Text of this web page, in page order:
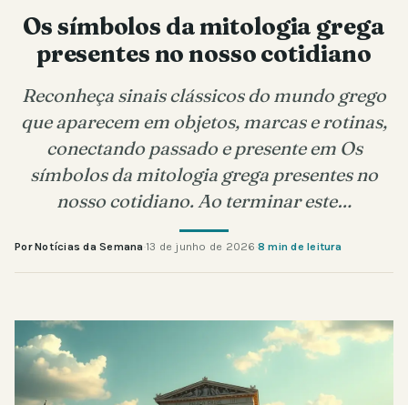
Os símbolos da mitologia grega
presentes no nosso cotidiano
Reconheça sinais clássicos do mundo grego
que aparecem em objetos, marcas e rotinas,
conectando passado e presente em Os
símbolos da mitologia grega presentes no
nosso cotidiano. Ao terminar este…
Por Notícias da Semana·13 de junho de 2026·8 min de leitura